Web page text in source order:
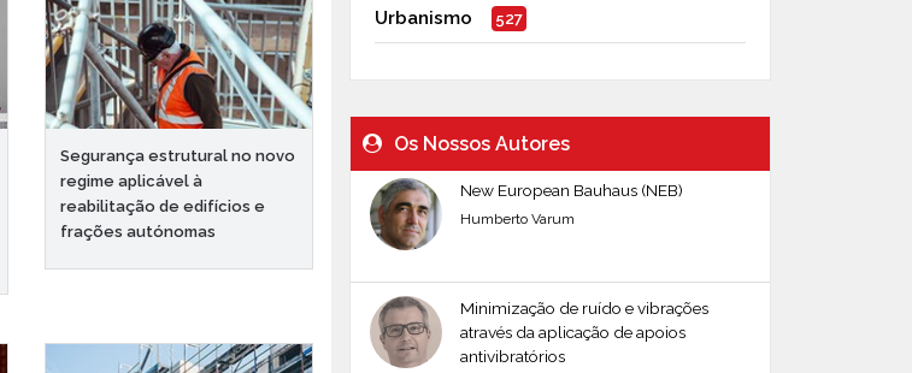
Segurança estrutural no novo
regime aplicável à
reabilitação de edifícios e
frações autónomas
Urbanismo 527
Os Nossos Autores
New European Bauhaus (NEB)
Humberto Varum
Minimização de ruído e vibrações
através da aplicação de apoios
antivibratórios